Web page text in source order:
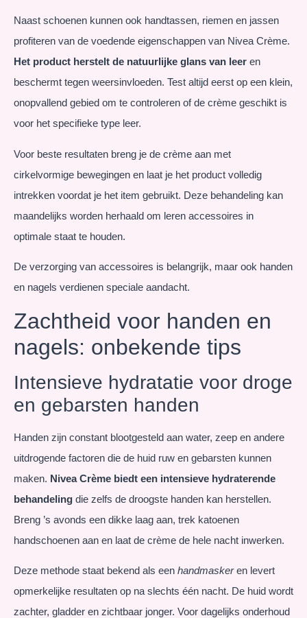
Naast schoenen kunnen ook handtassen, riemen en jassen
profiteren van de voedende eigenschappen van Nivea Crème.
Het product herstelt de natuurlijke glans van leer en
beschermt tegen weersinvloeden. Test altijd eerst op een klein,
onopvallend gebied om te controleren of de crème geschikt is
voor het specifieke type leer.
Voor beste resultaten breng je de crème aan met
cirkelvormige bewegingen en laat je het product volledig
intrekken voordat je het item gebruikt. Deze behandeling kan
maandelijks worden herhaald om leren accessoires in
optimale staat te houden.
De verzorging van accessoires is belangrijk, maar ook handen
en nagels verdienen speciale aandacht.
Zachtheid voor handen en
nagels: onbekende tips
Intensieve hydratatie voor droge
en gebarsten handen
Handen zijn constant blootgesteld aan water, zeep en andere
uitdrogende factoren die de huid ruw en gebarsten kunnen
maken. Nivea Crème biedt een intensieve hydraterende
behandeling die zelfs de droogste handen kan herstellen.
Breng ’s avonds een dikke laag aan, trek katoenen
handschoenen aan en laat de crème de hele nacht inwerken.
Deze methode staat bekend als een handmaskeren levert
opmerkelijke resultaten op na slechts één nacht. De huid wordt
zachter, gladder en zichtbaar jonger. Voor dagelijks onderhoud